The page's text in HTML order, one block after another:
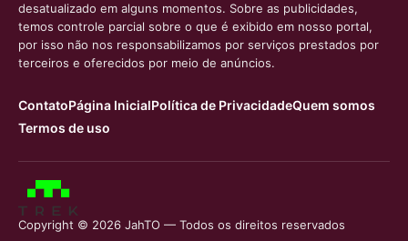
desatualizado em alguns momentos. Sobre as publicidades,
temos controle parcial sobre o que é exibido em nosso portal,
por isso não nos responsabilizamos por serviços prestados por
terceiros e oferecidos por meio de anúncios.
ContatoPágina InicialPolítica de PrivacidadeQuem somos
Termos de uso
Copyright © 2026 JahTO — Todos os direitos reservados